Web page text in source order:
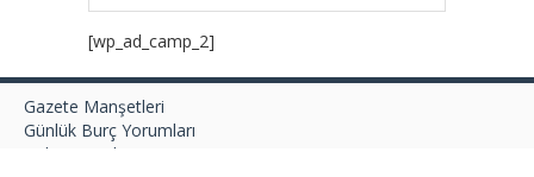
[wp_ad_camp_2]
Gazete Manşetleri
Günlük Burç Yorumları
Haber Gönder